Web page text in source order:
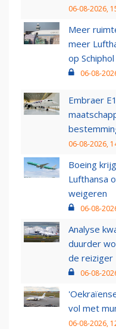
06-08-2026,
Meer
meer
op Schiphol
06-08-
Embraer
06-08-2026,
Boeing
Lufthansa
weigeren
06-08-
Analyse
duurder
de reiziger
06-08-
vol met
06-08-2026,